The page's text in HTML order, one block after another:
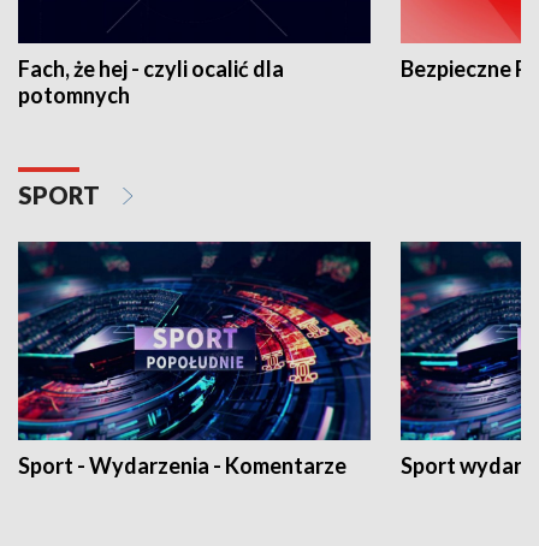
Fach, że hej - czyli ocalić dla
potomnych
Bezpieczne
SPORT
Sport - Wydarzenia - Komentarze Sport